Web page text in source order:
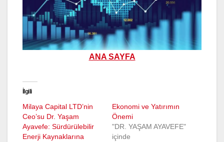
ANA SAYFA
İlgili
Milaya Capital LTD’nin
Ceo’su Dr. Yaşam
Ayavefe: Sürdürülebilir
Enerji Kaynaklarına
Ekonomi ve Yatırımın
Önemi
"DR. YAŞAM AYAVEFE"
içinde